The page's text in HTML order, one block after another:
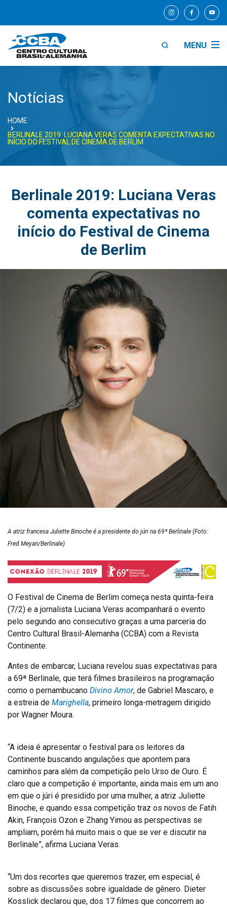
MENU
Notícias
HOME
BERLINALE 2019: LUCIANA VERAS COMENTA EXPECTATIVAS NO
INÍCIO DO FESTIVAL DE CINEMA DE BERLIM
Berlinale 2019: Luciana Veras
comenta expectativas no
início do Festival de Cinema
de Berlim
A atriz francesa Juliette Binoche é a presidente do júri na 69ª Berlinale (Foto:
Fred Meyan/Berlinale)
O Festival de Cinema de Berlim começa nesta quinta-feira
(7/2) e a jornalista Luciana Veras acompanhará o evento
pelo segundo ano consecutivo graças a uma parceria do
Centro Cultural Brasil-Alemanha (CCBA) com a Revista
Continente.
Antes de embarcar, Luciana revelou suas expectativas para
a 69ª Berlinale, que terá filmes brasileiros na programação
como o pernambucano Divino Amor, de Gabriel Mascaro, e
a estreia de Marighella, primeiro longa-metragem dirigido
por Wagner Moura.
“A ideia é apresentar o festival para os leitores da
Continente buscando angulações que apontem para
caminhos para além da competição pelo Urso de Ouro. É
claro que a competição é importante, ainda mais em um ano
em que o júri é presidido por uma mulher, a atriz Juliette
Binoche, e quando essa competição traz os novos de Fatih
Akin, François Ozon e Zhang Yimou as perspectivas se
ampliam, porém há muito mais o que se ver e discutir na
Berlinale”, afirma Luciana Veras.
“Um dos recortes que queremos trazer, em especial, é
sobre as discussões sobre igualdade de gênero. Dieter
Kosslick declarou que, dos 17 filmes que concorrem ao